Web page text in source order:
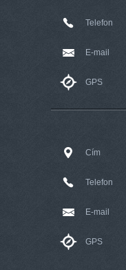
Telefon
E-mail
GPS
Cím
Telefon
E-mail
GPS